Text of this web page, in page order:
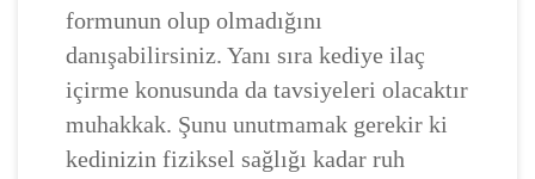
formunun olup olmadığını
danışabilirsiniz. Yanı sıra kediye ilaç
içirme konusunda da tavsiyeleri olacaktır
muhakkak. Şunu unutmamak gerekir ki
kedinizin fiziksel sağlığı kadar ruh